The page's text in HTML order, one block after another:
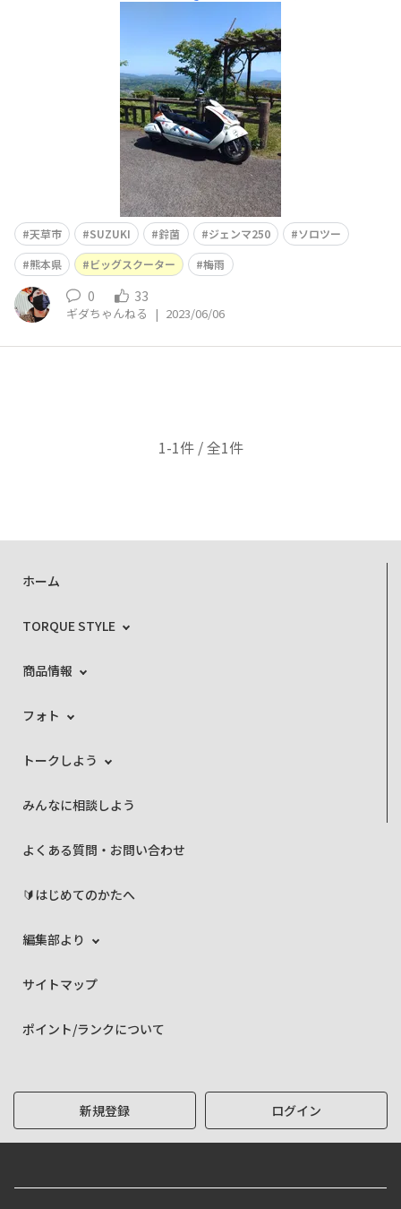
天草市 SUZUKI 鈴菌 ジェンマ250
ソロツー
熊本県
ビッグスクーター 梅雨
0 33
ギダちゃんねる | 2023/06/06
1-1件 / 全1件
ホーム
TORQUE STYLE
商品情報
フォト
トークしよう
みんなに相談しよう
よくある質問・お問い合わせ
🔰はじめてのかたへ
編集部より
サイトマップ
ポイント/ランクについて
新規登録 ログイン